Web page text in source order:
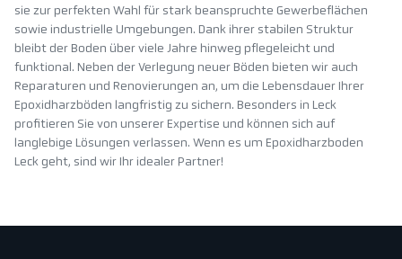
sie zur perfekten Wahl für stark beanspruchte Gewerbeflächen
sowie industrielle Umgebungen. Dank ihrer stabilen Struktur
bleibt der Boden über viele Jahre hinweg pflegeleicht und
funktional. Neben der Verlegung neuer Böden bieten wir auch
Reparaturen und Renovierungen an, um die Lebensdauer Ihrer
Epoxidharzböden langfristig zu sichern. Besonders in Leck
profitieren Sie von unserer Expertise und können sich auf
langlebige Lösungen verlassen. Wenn es um Epoxidharzboden
Leck geht, sind wir Ihr idealer Partner!